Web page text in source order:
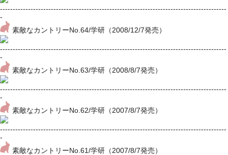
-----------------------------------------------------------------------------------------
-
素敵なカントリーNo.64/学研（2008/12/7発売）
-----------------------------------------------------------------------------------------
-
素敵なカントリーNo.63/学研（2008/8/7発売）
-----------------------------------------------------------------------------------------
-
素敵なカントリーNo.62/学研（2007/8/7発売）
-----------------------------------------------------------------------------------------
-
素敵なカントリーNo.61/学研（2007/8/7発売）